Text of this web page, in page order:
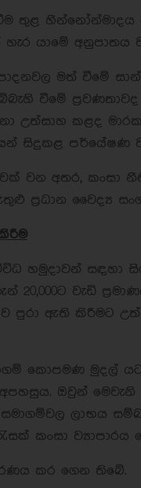
තුළ හීන්නෝන්මාදය
යාමේ අනුපාතය
මත් වීමේ
වීමේ
උත්සාහ කළද
සිදුකළ පර්යේෂණ
වන අතර, කංසා
ප්‍රධාන වෛද්‍ය
හමුදාවන් සඳහා
20,000ට වැඩි
පුරා ඇති කිරීමට
කොපමණ මුදල්
අපහසුය. ඔවුන්
ලාභය
කංසා
කර ගෙන තිබේ.